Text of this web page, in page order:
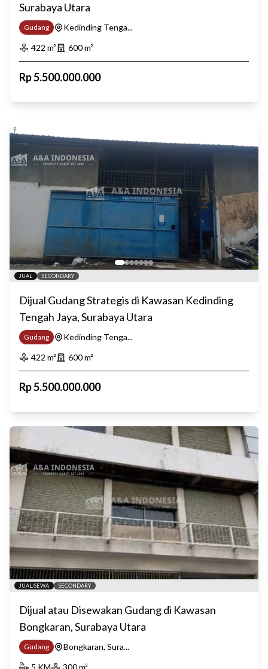
Surabaya Utara
Gudang
Kedinding Tenga...
422 m² 600m²
Rp5.500.000.000
JUAL SECONDARY
Dijual Gudang Strategis di Kawasan Kedinding
Tengah Jaya, Surabaya Utara
Gudang
Kedinding Tenga...
422 m² 600m²
Rp5.500.000.000
JUAL/SEWA SECONDARY
Dijual atau Disewakan Gudang di Kawasan
Bongkaran, Surabaya Utara
Gudang
Bongkaran, Sura...
5 KM 300m²